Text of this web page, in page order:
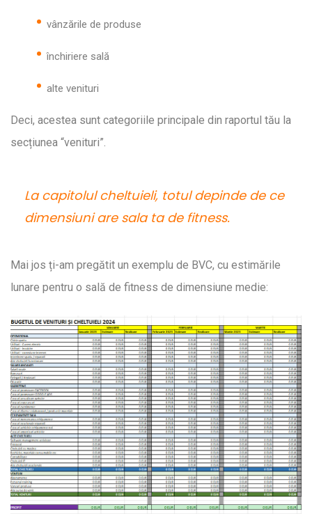
vânzările de produse
închiriere sală
alte venituri
Deci, acestea sunt categoriile principale din raportul tău la
secțiunea “venituri”.
La capitolul cheltuieli, totul depinde de ce
dimensiuni are sala ta de fitness.
Mai jos ți-am pregătit un exemplu de BVC, cu estimările
lunare pentru o sală de fitness de dimensiune medie: